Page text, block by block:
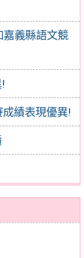
嘉義縣語文競
績表現優異!